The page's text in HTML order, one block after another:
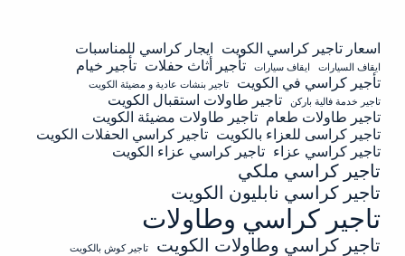
اسعار تاجير كراسي الكويت ايجار كراسي للمناسبات
ايقاف السيارات ايقاف سيارات تأجير أثاث حفلات تأجير خيام
تأجير كراسي في الكويت
تاجير بنشات عادية و مضيئة الكويت
تاجير خدمة فالية باركن
تاجير طاولات استقبال الكويت
تاجير طاولات طعام تاجير طاولات مضيئة الكويت
تاجير كراسى للعزاء بالكويت تاجير كراسي الحفلات الكويت
تاجير كراسي عزاء تاجير كراسي عزاء الكويت
تاجير كراسي ملكي
تاجير كراسي نابليون الكويت
تاجير كراسي وطاولات
تاجير كراسي وطاولات الكويت
تاجير كوش بالكويت